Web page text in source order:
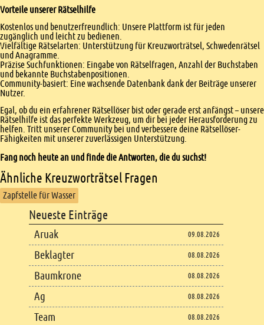
Vorteile unserer Rätselhilfe
Kostenlos und benutzerfreundlich: Unsere Plattform ist für jeden
zugänglich und leicht zu bedienen.
Vielfältige Rätselarten: Unterstützung für Kreuzworträtsel, Schwedenrätsel
und Anagramme.
Präzise Suchfunktionen: Eingabe von Rätselfragen, Anzahl der Buchstaben
und bekannte Buchstabenpositionen.
Community-basiert: Eine wachsende Datenbank dank der Beiträge unserer
Nutzer.
Egal, ob du ein erfahrener Rätsellöser bist oder gerade erst anfängst – unsere
Rätselhilfe ist das perfekte Werkzeug, um dir bei jeder Herausforderung zu
helfen. Tritt unserer Community bei und verbessere deine Rätsellöser-
Fähigkeiten mit unserer zuverlässigen Unterstützung.
Fang noch heute an und finde die Antworten, die du suchst!
Ähnliche Kreuzworträtsel Fragen
Zapfstelle für Wasser
Footer content
Neueste Einträge
Aruak 09.08.2026
Beklagter 08.08.2026
Baumkrone 08.08.2026
Ag 08.08.2026
Team 08.08.2026